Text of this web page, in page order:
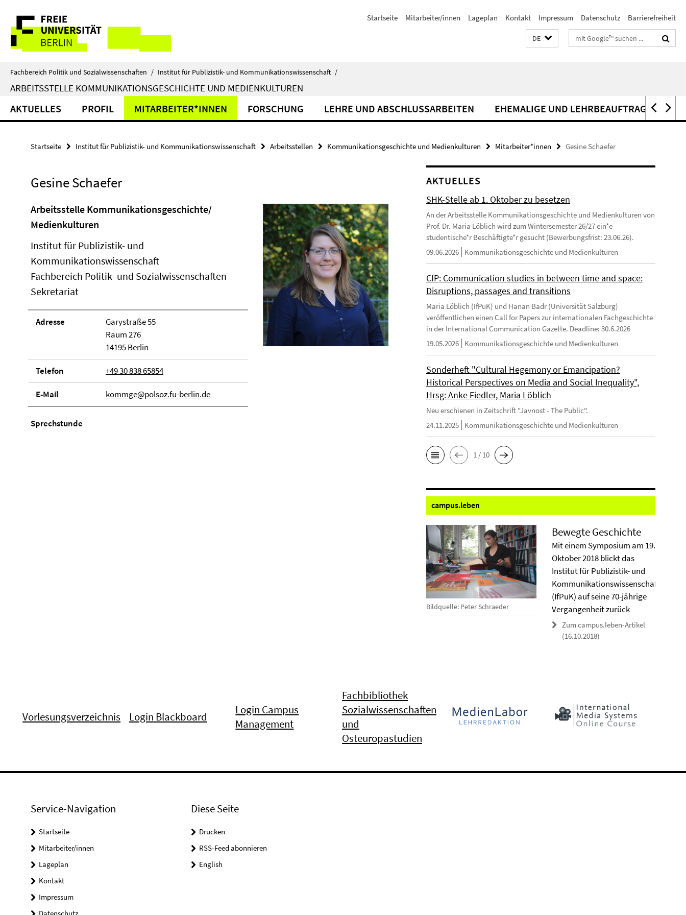
direkt
Inhalt
Service-
Navigation
Startseite Mitarbeiter/innen Lageplan Kontakt Impressum Datenschutz Barrierefreiheit
DE Suchbegriffe
Fachbereich Politik und Sozialwissenschaften / Institut für Publizistik- und Kommunikationswissenschaft /
ARBEITSSTELLE KOMMUNIKATIONSGESCHICHTE UND MEDIENKULTUREN
AKTUELLES PROFIL MITARBEITER*INNEN FORSCHUNG LEHRE UND ABSCHLUSSARBEITEN EHEMALIGE UND LEHRBEAUFTRAGTE
Startseite Institut für Publizistik- und Kommunikationswissenschaft Arbeitsstellen Kommunikationsgeschichte und Medienkulturen Mitarbeiter*innen Gesine Schaefer
Gesine Schaefer
Arbeitsstelle Kommunikationsgeschichte/
Medienkulturen
Institut für Publizistik- und
Kommunikationswissenschaft
Fachbereich Politik- und Sozialwissenschaften
Sekretariat
Adresse
Garystraße 55
Raum 276
14195 Berlin
Telefon +49 30 838 65854
E-Mail kommge@polsoz.fu-berlin.de
Sprechstunde
AKTUELLES
SHK-Stelle ab 1. Oktober zu besetzen
An der Arbeitsstelle Kommunikationsgeschichte und Medienkulturen von
Prof. Dr. Maria Löblich wird zum Wintersemester 26/27 ein*e
studentische*r Beschäftigte*r gesucht (Bewerbungsfrist: 23.06.26).
09.06.2026
Kommunikationsgeschichte und Medienkulturen
CfP: Communication studies in between time and space:
Disruptions, passages and transitions
Maria Löblich (IfPuK) und Hanan Badr (Universität Salzburg)
veröffentlichen einen Call for Papers zur internationalen Fachgeschichte
in der International Communication Gazette. Deadline: 30.6.2026
19.05.2026
Kommunikationsgeschichte und Medienkulturen
Sonderheft "Cultural Hegemony or Emancipation?
Historical Perspectives on Media and Social Inequality",
Hrsg: Anke Fiedler, Maria Löblich
Neu erschienen in Zeitschrift "Javnost - The Public".
24.11.2025
Kommunikationsgeschichte und Medienkulturen
1 / 10
campus.leben
Bildquelle: Peter Schraeder
Bewegte Geschichte
Mit einem Symposium am 19.
Oktober 2018 blickt das
Institut für Publizistik- und
Kommunikationswissenschaft
(IfPuK) auf seine 70-jährige
Vergangenheit zurück
Zum campus.leben-Artikel
(16.10.2018)
Vorlesungsverzeichnis Login Blackboard
Login Campus
Management
Fachbibliothek
Sozialwissenschaften
und
Osteuropastudien
Service-Navigation
Startseite
Mitarbeiter/innen
Lageplan
Kontakt
Impressum
Diese Seite
Drucken
RSS-Feed abonnieren
English